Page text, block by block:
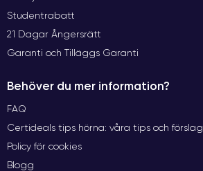
Studentrabatt
21 Dagar Ångersrätt
Garanti och Tilläggs Garanti
Behöver du mer information?
FAQ
Certideals tips hörna: våra tips och förslag
Policy för cookies
Blogg